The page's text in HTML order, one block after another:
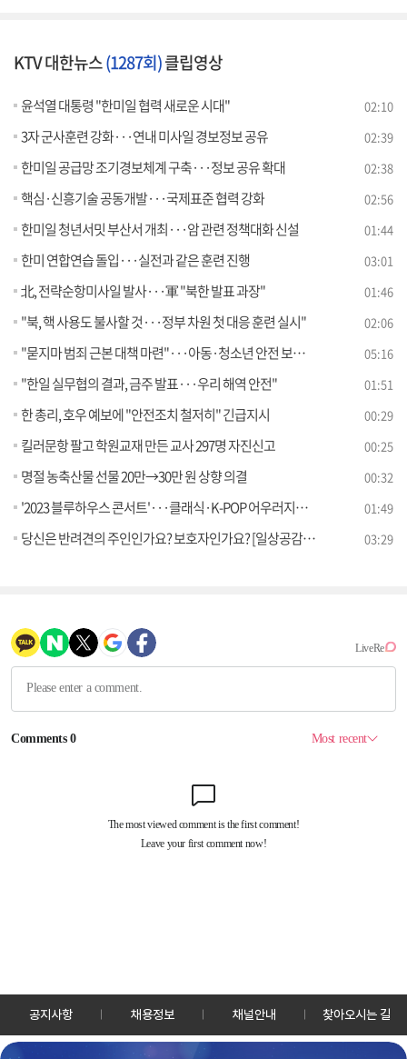
KTV 대한뉴스(1287회)클립영상
윤석열 대통령 "한미일 협력 새로운 시대" 02:10
3자 군사훈련 강화···연내 미사일 경보정보 공유 02:39
한미일 공급망 조기경보체계 구축···정보 공유 확대 02:38
핵심·신흥기술 공동개발···국제표준 협력 강화 02:56
한미일 청년서밋 부산서 개최···암 관련 정책대화 신설 01:44
한미 연합연습 돌입···실전과 같은 훈련 진행 03:01
北, 전략순항미사일 발사···軍 "북한 발표 과장" 01:46
"북, 핵 사용도 불사할 것···정부 차원 첫 대응 훈련 실시" 02:06
"묻지마 범죄 근본 대책 마련"···아동·청소년 안전 보장 [뉴스의 맥] 05:16
"한일 실무협의 결과, 금주 발표···우리 해역 안전" 01:51
한 총리, 호우 예보에 "안전조치 철저히" 긴급지시 00:29
킬러문항 팔고 학원교재 만든 교사 297명 자진신고 00:25
명절 농축산물 선물 20만→30만 원 상향 의결 00:32
'2023 블루하우스 콘서트'···클래식·K-POP 어우러지는 밤 01:49
당신은 반려견의 주인인가요? 보호자인가요? [일상공감365] 03:29
공지사항 채용정보 채널안내 찾아오시는 길